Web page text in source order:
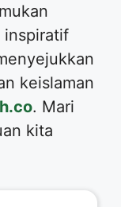
inspiratif
keislaman
. Mari
kita